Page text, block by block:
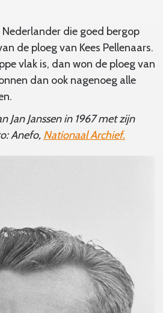
Nederlander die goed bergop
de ploeg van Kees Pellenaars.
vlak is, dan won de ploeg van
dan ook nagenoeg alle
Jan Janssen in 1967 met zijn
Anefo, Nationaal Archief.